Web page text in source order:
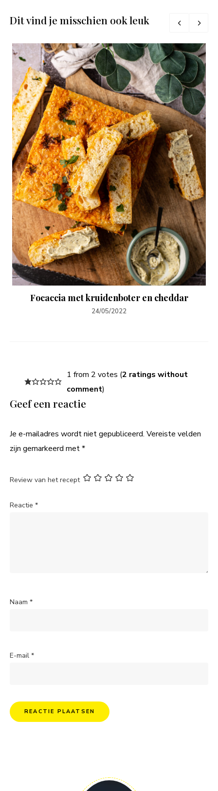
Dit vind je misschien ook leuk
Focaccia met kruidenboter en cheddar
24/05/2022
1 from 2 votes (2 ratings without
comment)
Geef een reactie
Je e-mailadres wordt niet gepubliceerd. Vereiste velden
zijn gemarkeerd met*
Review van het recept
Reactie *
Naam *
E-mail *